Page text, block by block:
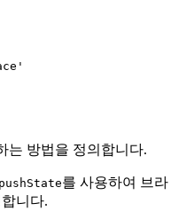
는 방법을 정의합니다.
를 사용하여 브라
니다.